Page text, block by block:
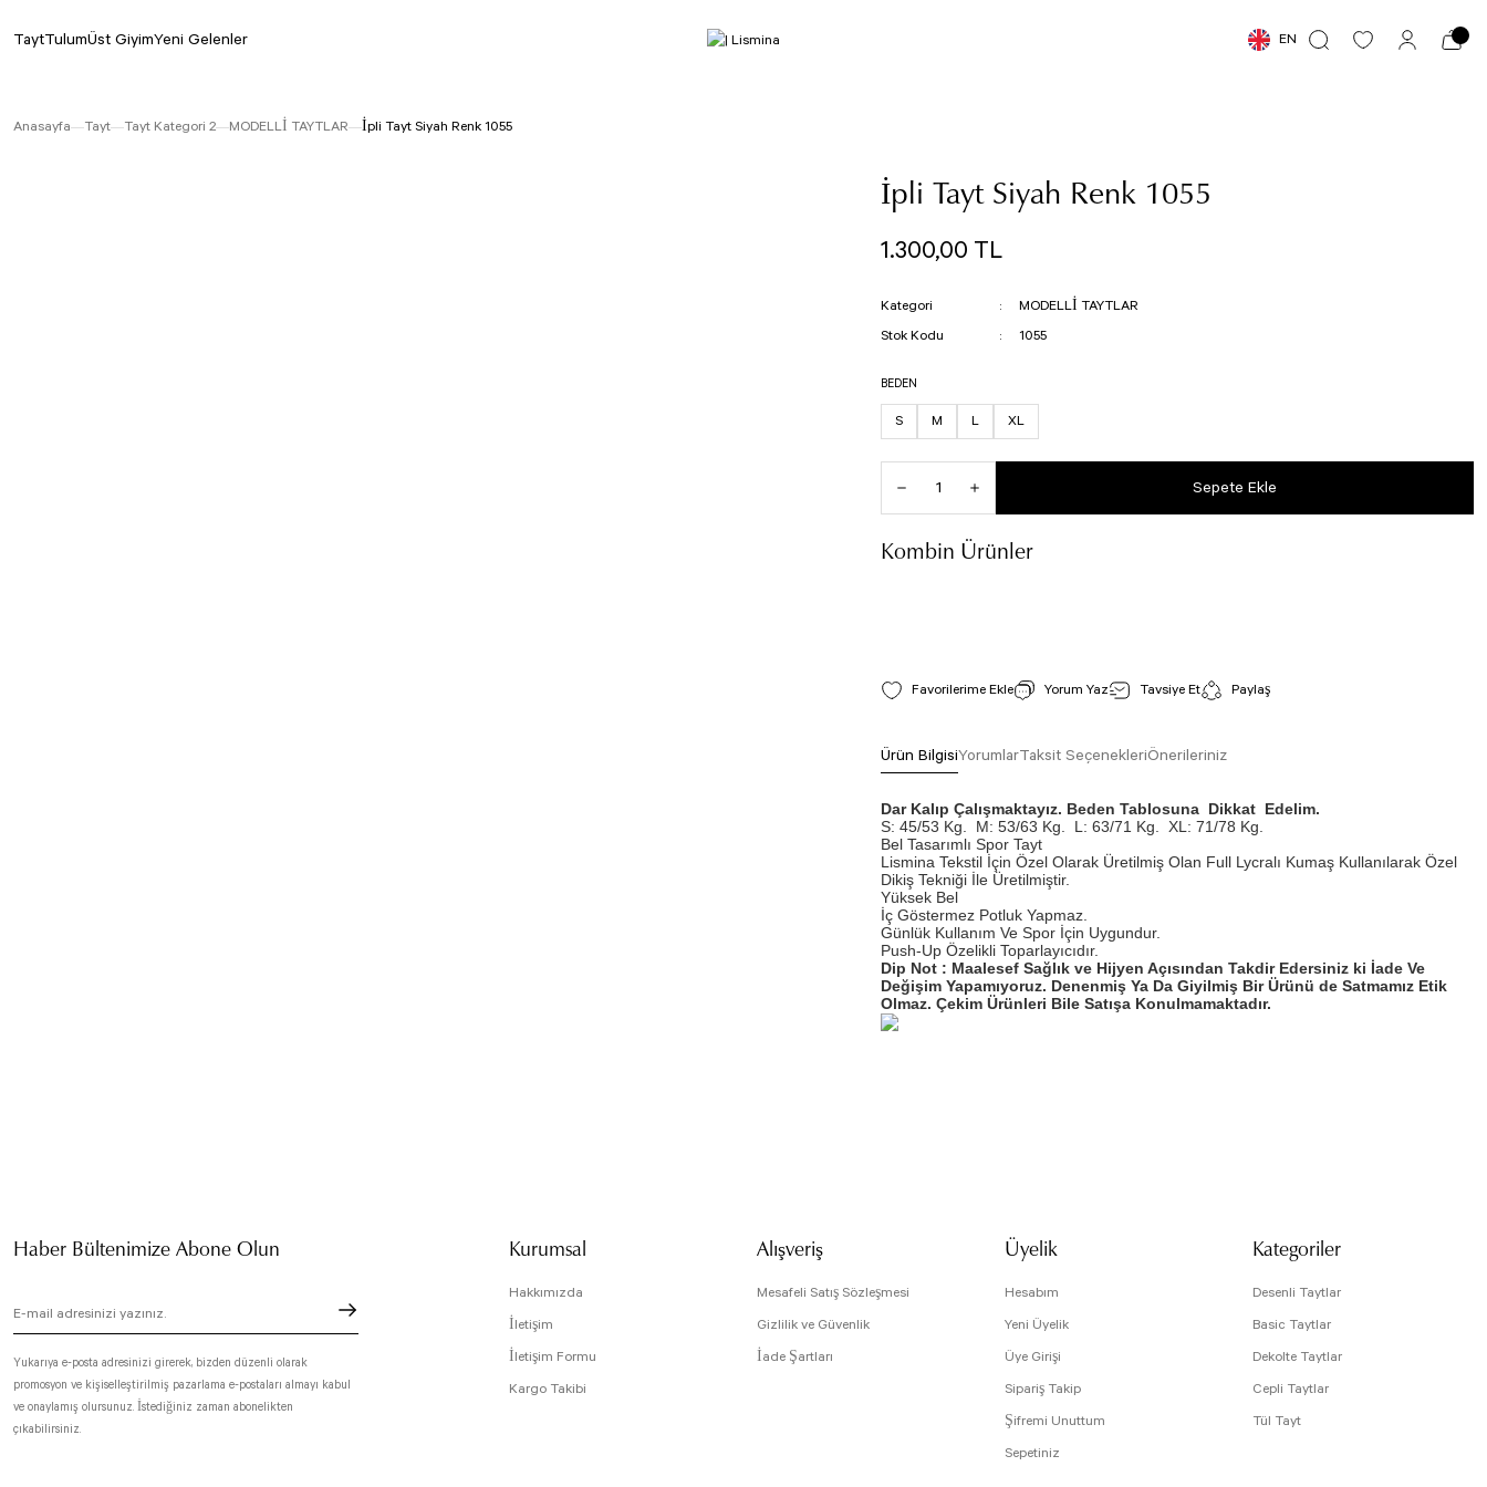
TaytTulumÜst GiyimYeni Gelenler EN
Anasayfa Tayt Tayt Kategori 2 MODELLİ TAYTLAR İpli Tayt Siyah Renk 1055
İpli Tayt Siyah Renk 1055
1.300,00 TL
Kategori
MODELLİ TAYTLAR
Stok Kodu
1055
BEDEN
S M L XL
Sepete Ekle
Kombin Ürünler
Stok Kodu : 199
Tül Detaylı Spor Bustiyer Beyaz Renk 203
Stok Kodu : 203
800,00 TL
Yorum Yaz Tavsiye Et Paylaş
Ürün BilgisiYorumlarTaksit SeçenekleriÖnerileriniz
Dar Kalıp Çalışmaktayız. Beden Tablosuna Dikkat Edelim.
S: 45/53 Kg.
M: 53/63 Kg. L: 63/71 Kg.
XL: 71/78 Kg.
Bel Tasarımlı Spor Tayt
Lismina Tekstil İçin Özel Olarak Üretilmiş Olan Full Lycralı Kumaş Kullanılarak Özel
Dikiş Tekniği İle Üretilmiştir.
Yüksek Bel
İç Göstermez Potluk Yapmaz.
Günlük Kullanım Ve Spor İçin Uygundur.
Push-Up Özelikli Toparlayıcıdır.
Dip Not : Maalesef Sağlık ve Hijyen Açısından Takdir Edersiniz ki İade Ve
Değişim Yapamıyoruz. Denenmiş Ya Da Giyilmiş Bir Ürünü de Satmamız Etik
Olmaz. Çekim Ürünleri Bile Satışa Konulmamaktadır.
Ürün bilgilerinde hatalar bulunuyor.
Ürün fiyatı diğer sitelerden daha pahalı.
Bu ürüne benzer farklı alternatifler olmalı.
Haber Bültenimize Abone Olun
Yukarıya e-posta adresinizi girerek, bizden düzenli olarak
promosyon ve kişiselleştirilmiş pazarlama e-postaları almayı kabul
ve onaylamış olursunuz. İstediğiniz zaman abonelikten
çıkabilirsiniz.
Kurumsal
Hakkımızda
İletişim
İletişim Formu
Kargo Takibi
Alışveriş
Mesafeli Satış Sözleşmesi
Gizlilik ve Güvenlik
İade Şartları
Üyelik
Hesabım
Yeni Üyelik
Üye Girişi
Sipariş Takip
Şifremi Unuttum
Sepetiniz
Kategoriler
Desenli Taytlar
Basic Taytlar
Dekolte Taytlar
Cepli Taytlar
Tül Tayt